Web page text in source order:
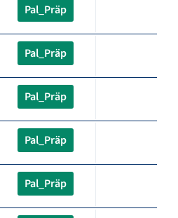
Pal_Präp
Pal_Präp
Pal_Präp
Pal_Präp
Pal_Präp